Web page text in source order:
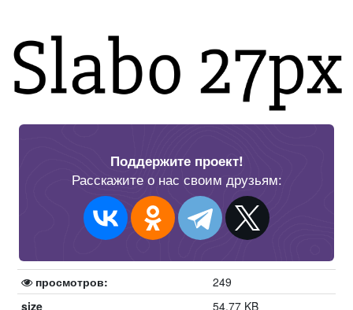
Поддержите проект!
Расскажите о нас своим друзьям:
просмотров:
249
size
54.77 KB